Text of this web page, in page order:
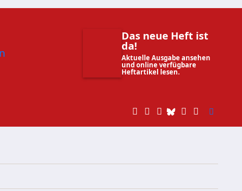
Das neue Heft ist
da!
Aktuelle Ausgabe ansehen
und online verfügbare
Heftartikel lesen.